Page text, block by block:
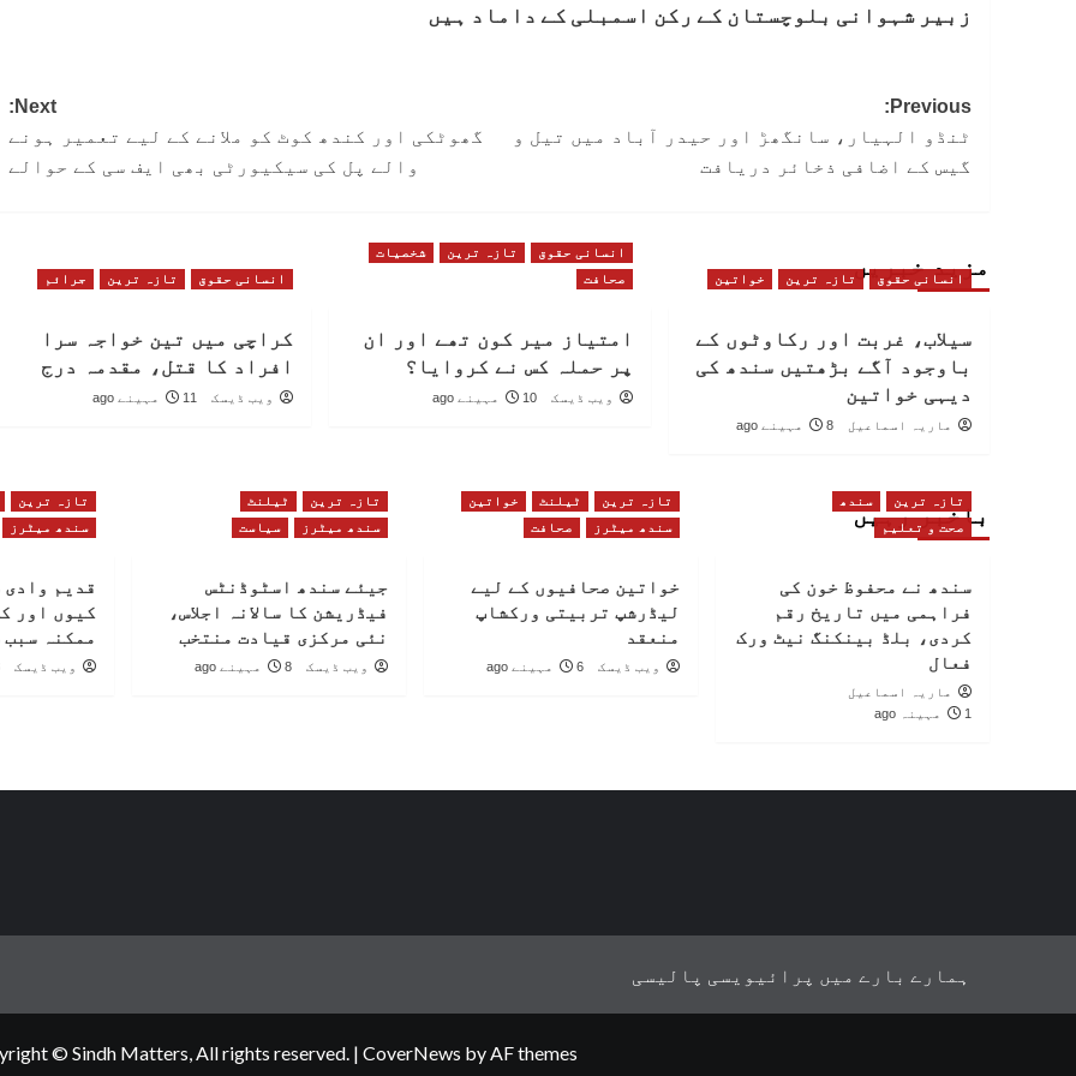
زبیر شہوانی بلوچستان کے رکن اسمبلی کے داماد ہیں
Post
navigation
Previous:
ٹنڈو الہیار، سانگھڑ اور حیدر آباد میں تیل و
گیس کے اضافی ذخائر دریافت
Next:
گھوٹکی اور کندھ کوٹ کو ملانے کے لیے تعمیر ہونے
والے پل کی سیکیورٹی بھی ایف سی کے حوالے
مزید خبریں
انسانی حقوق تازہ ترین خواتین
سیلاب، غربت اور رکاوٹوں کے
باوجود آگے بڑھتیں سندھ کی
دیہی خواتین
ماریہ اسماعیل 8 مہینے ago
انسانی حقوق تازہ ترین
شخصیات
صحافت
امتیاز میر کون تھے اور ان
پر حملہ کس نے کروایا؟
ویب ڈیسک 10 مہینے ago
انسانی حقوق تازہ ترین جرائم
کراچی میں تین خواجہ سرا
افراد کا قتل، مقدمہ درج
ویب ڈیسک 11 مہینے ago
باخبر رہیں
تازہ ترین
سندھ
صحت و تعلیم
سندھ نے محفوظ خون کی
فراہمی میں تاریخ رقم
کردی، بلڈ بینکنگ نیٹ ورک
فعال
ماریہ اسماعیل
1 مہینہ ago
تازہ ترین ٹیلنٹ
خواتین
سندھ میٹرز
صحافت
خواتین صحافیوں کے لیے
لیڈرشپ تربیتی ورکشاپ
منعقد
ویب ڈیسک 6 مہینے ago
تازہ ترین
ٹیلنٹ
سندھ میٹرز
سیاست
جیئے سندھ اسٹوڈنٹس
فیڈریشن کا سالانہ اجلاس،
نئی مرکزی قیادت منتخب
ویب ڈیسک 8 مہینے ago
تازہ ترین
سندھ میٹرز
قدیم
کیوں اور
ممکنہ سبب
ویب ڈیسک
ہمارے بارے میں پرائیویسی پالیسی
© Sindh Matters, All rights reserved. | CoverNews by AF themes.